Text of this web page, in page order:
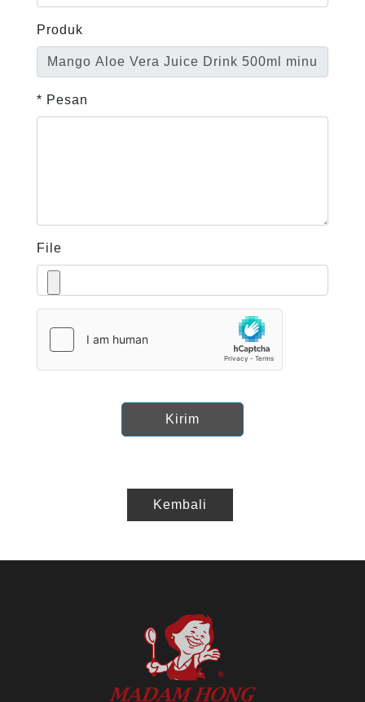
Produk
* Pesan
File
Kirim
Kembali